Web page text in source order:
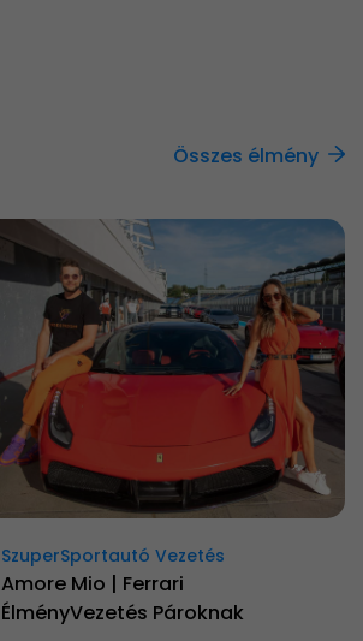
Összes élmény
SzuperSportautó Vezetés
Amore Mio | Ferrari
ÉlményVezetés Pároknak